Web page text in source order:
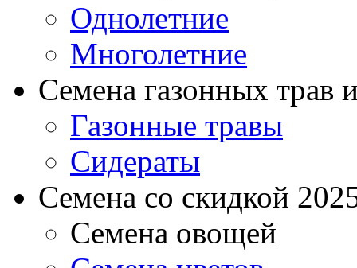
Однолетние
Многолетние
Семена газонных трав
Газонные травы
Сидераты
Семена со скидкой
Семена овощей